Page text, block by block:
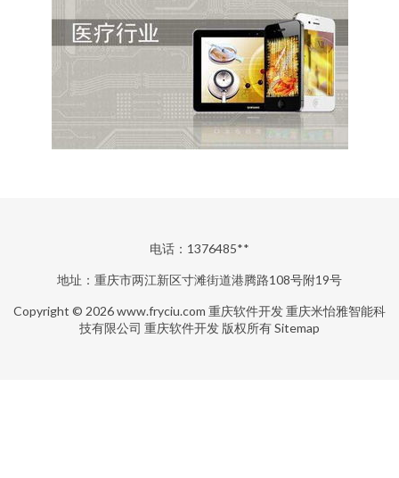
电话：1376485**
地址：重庆市两江新区寸滩街道港腾路108号附19号
Copyright © 2026www.fryciu.com 重庆软件开发重庆米怡雅智能科
技有限公司 重庆软件开发 版权所有Sitemap